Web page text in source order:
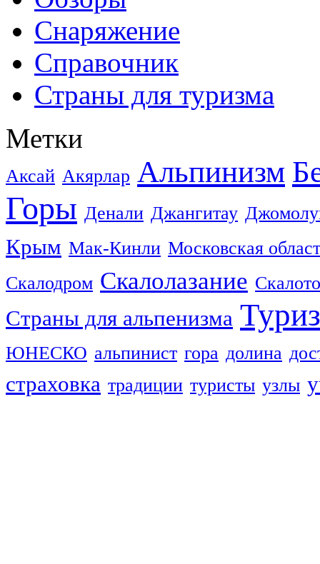
Снаряжение
Справочник
Страны для туризма
Метки
Аксай Акярлар Альпинизм
Горы Денали Джангитау
Крым Мак-Кинли Московская
Скалодром Скалолазание
Страны для альпенизма
ЮНЕСКО альпинист гора долина
страховка традиции туристы узлы